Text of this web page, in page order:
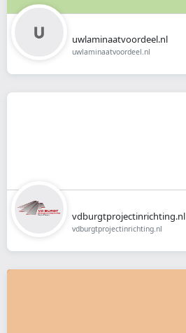
uwlaminaatvoordeel.nl
uwlaminaatvoordeel.nl
vdburgtprojectinrichting.nl
vdburgtprojectinrichting.nl